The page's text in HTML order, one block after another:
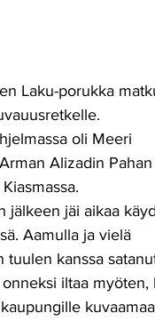
Laku-porukka
oli Meeri
Alizadin Pahan
jälkeen jäi aikaa
Aamulla ja vielä
tuulen kanssa
iltaa myöten,